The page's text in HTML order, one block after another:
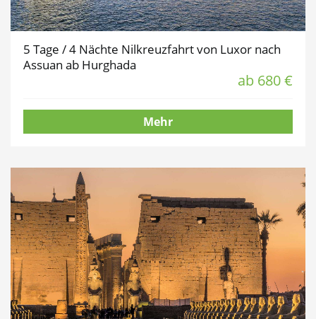
5 Tage / 4 Nächte Nilkreuzfahrt von Luxor nach
Assuan ab Hurghada
ab 680 €
Mehr